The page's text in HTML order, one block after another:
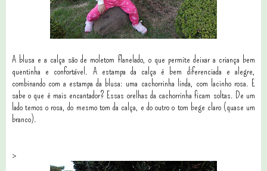
A blusa e a calça são de moletom flanelado, o que permite deixar a criança bem
quentinha e confortável. A estampa da calça é bem diferenciada e alegre,
combinando com a estampa da blusa: uma cachorrinha linda, com lacinho rosa. E
sabe o que é mais encantador? Essas orelhas da cachorrinha ficam soltas. De um
lado temos o rosa, do mesmo tom da calça, e do outro o tom bege claro (quase um
branco).
>